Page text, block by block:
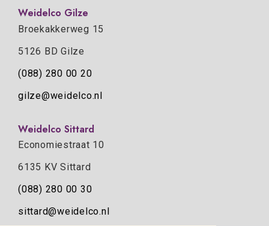
Weidelco Gilze
Broekakkerweg 15
5126 BD Gilze
(088) 280 00 20
gilze@weidelco.nl
Weidelco Sittard
Economiestraat 10
6135 KV Sittard
(088) 280 00 30
sittard@weidelco.nl